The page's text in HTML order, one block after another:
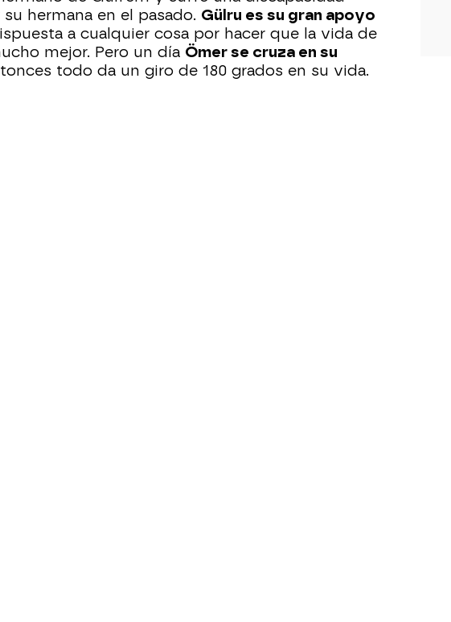
hermana en el pasado. Gülru es su gran apoyo
a cualquier cosa por hacer que la vida de
mejor. Pero un día Ömer se cruza en su
todo da un giro de 180 grados en su vida.